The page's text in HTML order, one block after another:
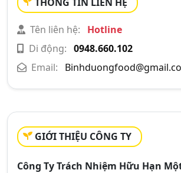
Tên liên hệ:
Hotline
Di động: 0948.660.102
Email:
GIỚI THIỆU CÔNG TY
Công Ty Trách Nhiệm Hữu Hạn